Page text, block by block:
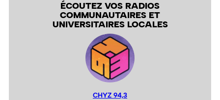
ÉCOUTEZ VOS RADIOS
COMMUNAUTAIRES ET
UNIVERSITAIRES LOCALES
CHYZ 94,3